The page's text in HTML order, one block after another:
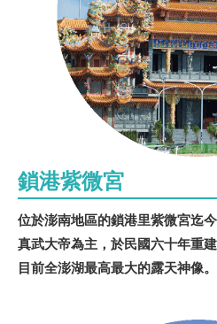
鎖港紫微宮
位於澎南地區的鎖港里紫微宮迄
真武大帝為主，於民國六十年重
目前全澎湖最高最大的露天神像。